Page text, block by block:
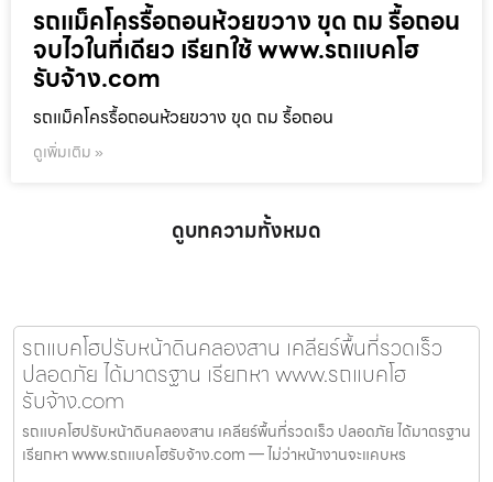
รถแม็คโครรื้อถอนห้วยขวาง ขุด ถม รื้อถอน
จบไวในที่เดียว เรียกใช้ www.รถแบคโฮ
รับจ้าง.com
รถแม็คโครรื้อถอนห้วยขวาง ขุด ถม รื้อถอน
ดูเพิ่มเติม »
ดูบทความทั้งหมด
รถแบคโฮปรับหน้าดินคลองสาน เคลียร์พื้นที่รวดเร็ว
ปลอดภัย ได้มาตรฐาน เรียกหา www.รถแบคโฮ
รับจ้าง.com
รถแบคโฮปรับหน้าดินคลองสาน เคลียร์พื้นที่รวดเร็ว ปลอดภัย ได้มาตรฐาน
เรียกหา www.รถแบคโฮรับจ้าง.com — ไม่ว่าหน้างานจะแคบหร